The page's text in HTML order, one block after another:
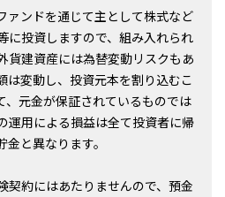
ンドを通じて主として株式など
に投資しますので、組み入れられ
貨建資産には為替変動リスクもあ
は変動し、投資元本を割り込むこ
、元金が保証されているものでは
運用による損益は全て投資者に帰
と異なります。
約にはあたりませんので、預金